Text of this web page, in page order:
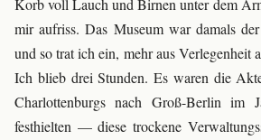
Korb voll Lauch und Birnen unter dem
mir aufriss. Das Museum war damals
und so trat ich ein, mehr aus Verlegenheit
Ich blieb drei Stunden. Es waren die
Charlottenburgs nach Groß-Berlin im
festhielten — diese trockene